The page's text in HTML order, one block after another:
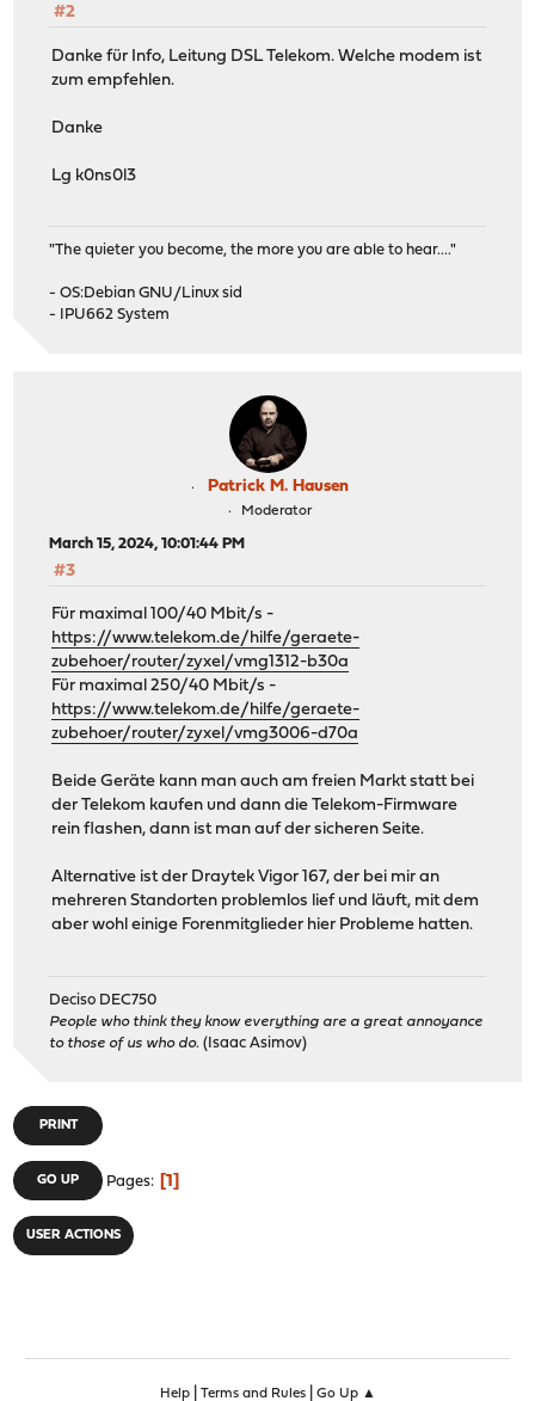
#2
Danke für Info, Leitung DSL Telekom. Welche modem ist
zum empfehlen.
Danke
Lg k0ns0l3
"The quieter you become, the more you are able to hear...."
- OS:Debian GNU/Linux sid
- IPU662 System
Patrick M. Hausen
Moderator
March 15, 2024, 10:01:44 PM
#3
Für maximal 100/40 Mbit/s -
https://www.telekom.de/hilfe/geraete-
zubehoer/router/zyxel/vmg1312-b30a
Für maximal 250/40 Mbit/s -
https://www.telekom.de/hilfe/geraete-
zubehoer/router/zyxel/vmg3006-d70a
Beide Geräte kann man auch am freien Markt statt bei
der Telekom kaufen und dann die Telekom-Firmware
rein flashen, dann ist man auf der sicheren Seite.
Alternative ist der Draytek Vigor 167, der bei mir an
mehreren Standorten problemlos lief und läuft, mit dem
aber wohl einige Forenmitglieder hier Probleme hatten.
Deciso DEC750
People who think they know everything are a great annoyance
to those of us who do. (Isaac Asimov)
PRINT
GO UP Pages 1
USER ACTIONS
Help| Terms and Rules| Go Up ▲